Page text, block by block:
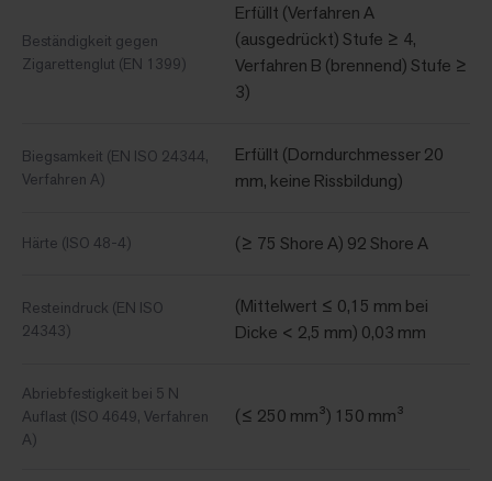
Beständigkeit gegen
Zigarettenglut (EN 1399)
Erfüllt (Verfahren A
(ausgedrückt) Stufe ≥ 4,
Verfahren B (brennend) Stufe ≥
3)
Biegsamkeit (EN ISO 24344,
Verfahren A)
Erfüllt (Dorndurchmesser 20
mm, keine Rissbildung)
Härte (ISO 48-4) (≥ 75 Shore A) 92 Shore A
Resteindruck (EN ISO
24343)
(Mittelwert ≤ 0,15 mm bei
Dicke < 2,5 mm) 0,03 mm
Abriebfestigkeit bei 5 N
Auflast (ISO 4649, Verfahren
A)
(≤ 250 mm³) 150 mm³